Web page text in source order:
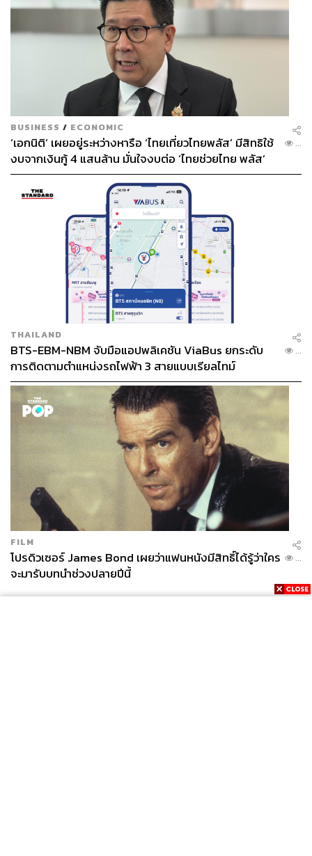
BUSINESS / ECONOMIC
‘เอกนิติ’ เผยอยู่ระหว่างหารือ ‘ไทยเที่ยวไทยพลัส’ มีสิทธิใช้
งบจากเงินกู้ 4 แสนล้าน มั่นใจงบต่อ ‘ไทยช่วยไทย พลัส’
เฟส 2 มีเพียงพอ
...
THAILAND
BTS-EBM-NBM จับมือแอปพลิเคชัน ViaBus ยกระดับ
การติดตามตำแหน่งรถไฟฟ้า 3 สายแบบเรียลไทม์
...
FILM
โปรดิวเซอร์ James Bond เผยว่าแฟนหนังมีสิทธิ์ได้รู้ว่าใคร
จะมารับบทนำช่วงปลายปีนี้
...